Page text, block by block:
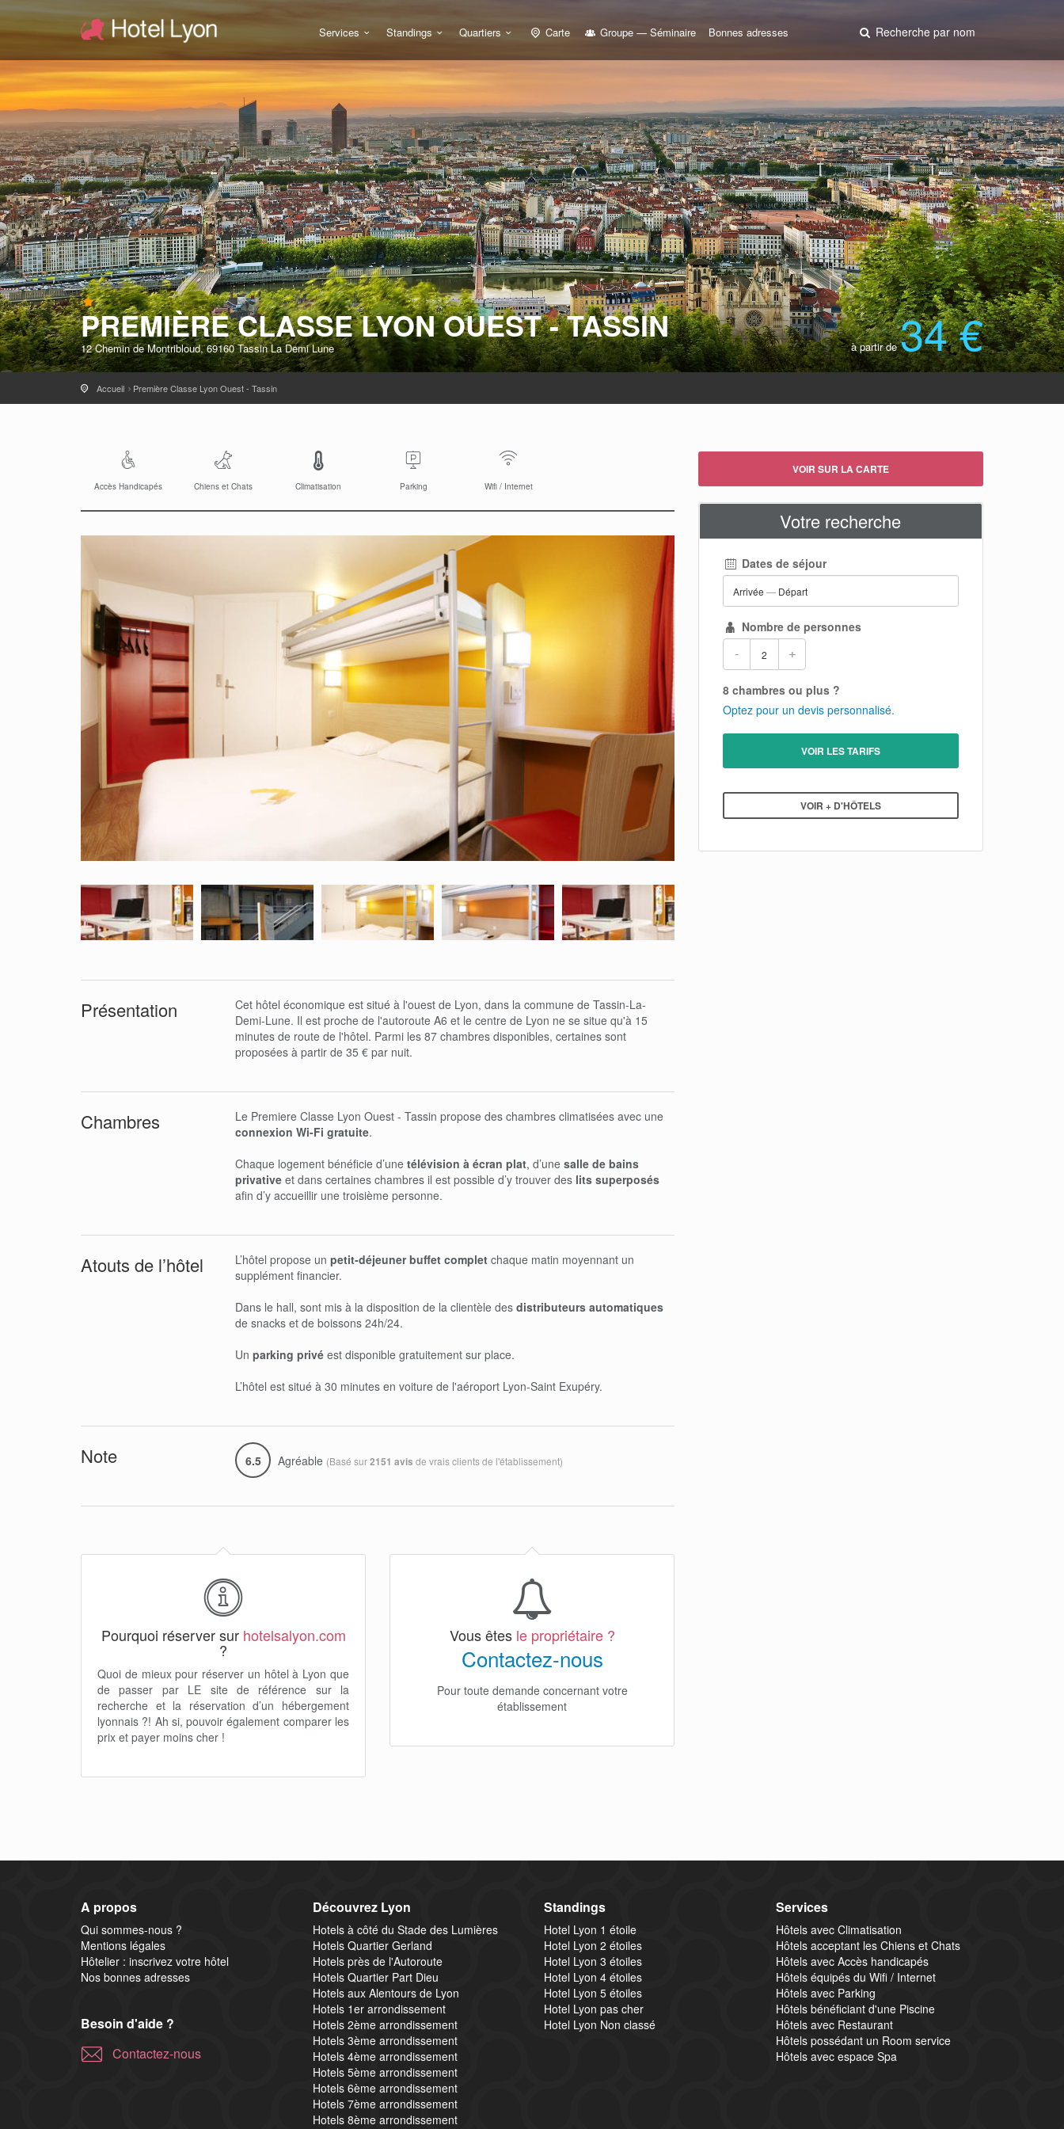
Services Standings Quartiers Carte Groupe — Séminaire Bonnes adresses Recherche par nom
PREMIÈRE CLASSE LYON OUEST - TASSIN
12 Chemin de Montribloud, 69160 Tassin La Demi Lune à partir de34 €
Accueil Première Classe Lyon Ouest - Tassin
Accès Handicapés Chiens et Chats Climatisation Parking Wifi / Internet
Présentation
Cet hôtel économique est situé à l'ouest de Lyon, dans la commune de Tassin-La-
Demi-Lune. Il est proche de l'autoroute A6 et le centre de Lyon ne se situe qu'à 15
minutes de route de l'hôtel. Parmi les 87 chambres disponibles, certaines sont
proposées à partir de 35 € par nuit.
Chambres
Le Premiere Classe Lyon Ouest - Tassin propose des chambres climatisées avec une
connexion Wi-Fi gratuite.
Chaque logement bénéficie d’une télévision à écran plat, d’une salle de bains
privative et dans certaines chambres il est possible d’y trouver des lits superposés
afin d’y accueillir une troisième personne.
Atouts de l’hôtel L’hôtel propose un petit-déjeuner buffet complet chaque matin moyennant un
supplément financier.
Dans le hall, sont mis à la disposition de la clientèle des distributeurs automatiques
de snacks et de boissons 24h/24.
Un parking privé est disponible gratuitement sur place.
L’hôtel est situé à 30 minutes en voiture de l'aéroport Lyon-Saint Exupéry.
Note 6.5 Agréable (Basé sur2151 avis de vrais clients de l'établissement)
Pourquoi réserver sur hotelsalyon.com
?
Quoi de mieux pour réserver un hôtel à Lyon que
de passer par LE site de référence sur la
recherche et la réservation d’un hébergement
lyonnais ?! Ah si, pouvoir également comparer les
prix et payer moins cher !
Vous êtes le propriétaire ?
Contactez-nous
Pour toute demande concernant votre
établissement
VOIR SUR LA CARTE
Votre recherche
Dates de séjour
Arrivée — Départ
Nombre de personnes
- +
8 chambres ou plus ?
Optez pour un devis personnalisé.
VOIR LES TARIFS
VOIR + D'HÔTELS
A propos
Qui sommes-nous ?
Mentions légales
Hôtelier : inscrivez votre hôtel
Nos bonnes adresses
Besoin d'aide ?
Contactez-nous
Découvrez Lyon
Hotels à côté du Stade des Lumières
Hotels Quartier Gerland
Hotels près de l'Autoroute
Hotels Quartier Part Dieu
Hotels aux Alentours de Lyon
Hotels 1er arrondissement
Hotels 2ème arrondissement
Hotels 3ème arrondissement
Hotels 4ème arrondissement
Hotels 5ème arrondissement
Hotels 6ème arrondissement
Hotels 7ème arrondissement
Hotels 8ème arrondissement
Standings
Hotel Lyon 1 étoile
Hotel Lyon 2 étoiles
Hotel Lyon 3 étoiles
Hotel Lyon 4 étoiles
Hotel Lyon 5 étoiles
Hotel Lyon pas cher
Hotel Lyon Non classé
Services
Hôtels avec Climatisation
Hôtels acceptant les Chiens et Chats
Hôtels avec Accès handicapés
Hôtels équipés du Wifi / Internet
Hôtels avec Parking
Hôtels bénéficiant d'une Piscine
Hôtels avec Restaurant
Hôtels possédant un Room service
Hôtels avec espace Spa